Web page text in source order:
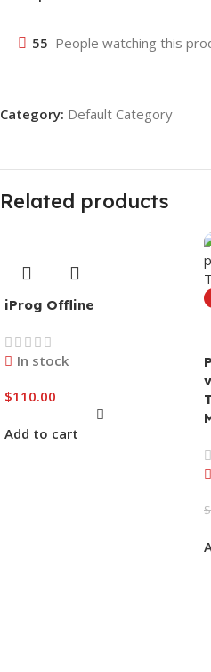
55 People watching this
Category: Default Category
Related products
iProg Offline
In stock
$110.00
Add to cart
$